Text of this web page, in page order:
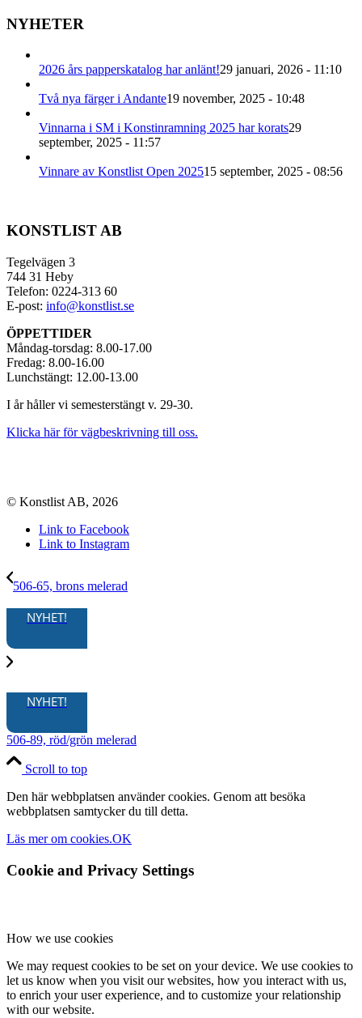
NYHETER
2026 års papperskatalog har anlänt!29 januari, 2026 - 11:10
Två nya färger i Andante19 november, 2025 - 10:48
Vinnarna i SM i Konstinramning 2025 har korats29
september, 2025 - 11:57
Vinnare av Konstlist Open 202515 september, 2025 - 08:56
KONSTLIST AB
Tegelvägen 3
744 31 Heby
Telefon: 0224-313 60
E-post: info@konstlist.se
ÖPPETTIDER
Måndag-torsdag: 8.00-17.00
Fredag: 8.00-16.00
Lunchstängt: 12.00-13.00
I år håller vi semesterstängt v. 29-30.
Klicka här för vägbeskrivning till oss.
© Konstlist AB, 2026
Link to Facebook
Link to Instagram
506-65, brons melerad
NYHET!
NYHET!
506-89, röd/grön melerad
Scroll to top
Den här webbplatsen använder cookies. Genom att besöka
webbplatsen samtycker du till detta.
Läs mer om cookies.OK
Cookie and Privacy Settings
How we use cookies
We may request cookies to be set on your device. We use cookies to
let us know when you visit our websites, how you interact with us,
to enrich your user experience, and to customize your relationship
with our website.